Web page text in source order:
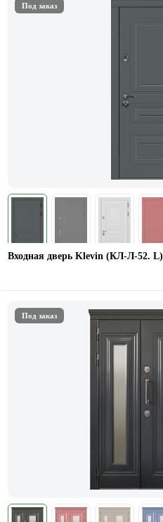
Под заказ
Входная дверь Klevin (КЛ-Л-52. L)
Под заказ